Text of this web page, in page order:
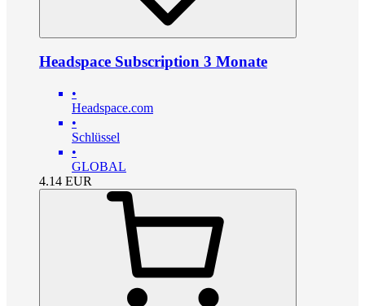
Headspace Subscription 3 Monate
•
Headspace.com
•
Schlüssel
•
GLOBAL
4.14 EUR